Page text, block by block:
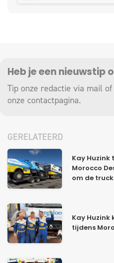
Heb je een nieuwstip
Tip onze redactie via mail
onze contactpagina.
GERELATEERD
Kay Huzink
Morocco
om de
Kay Huzink
tijdens